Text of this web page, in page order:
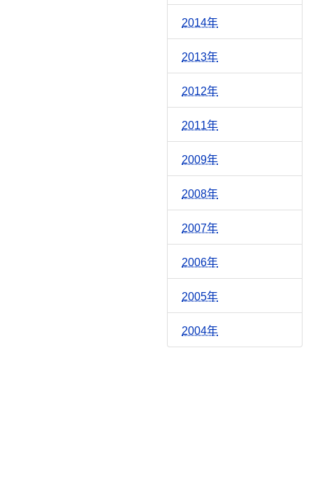
2014年
2013年
2012年
2011年
2009年
2008年
2007年
2006年
2005年
2004年